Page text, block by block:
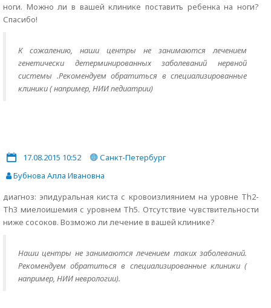
ноги. Можно ли в вашей клинике поставить ребенка на ноги?
Спасибо!
К сожалению, наши центры не занимаются лечением
генетически детерминированных заболеваний нервной
системы .Рекомендуем обратиться в специализированные
клиники ( например, НИИ педиатрии)
17.08.2015 10:52
Санкт-Петербург
Бубнова Алла Ивановна
диагноз: эпидуральная киста с кровоизлиянием на уровне Th2-
Th3 миелоишемия с уровнем Th5. Отсутствие чувствительности
ниже сосоков. Возможо ли лечение в вашей клинике?
Наши центры не занимаются лечением таких заболеваний.
Рекомендуем обратиться в специализированные клиники (
например, НИИ неврологии).